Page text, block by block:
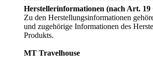
Herstellerinformationen (nach Art. 19
Zu den Herstellungsinformationen
und zugehörige Informationen des
Produkts.
MT Travelhouse